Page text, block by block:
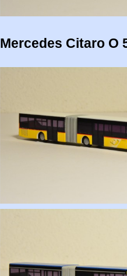
Mercedes Citaro O